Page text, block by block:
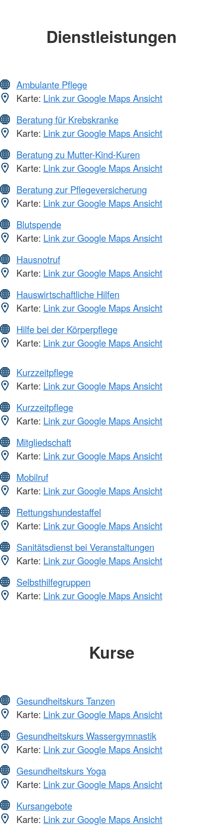
Dienstleistungen
Ambulante Pflege
Karte: Link zur Google Maps Ansicht
Beratung für Krebskranke
Karte: Link zur Google Maps Ansicht
Beratung zu Mutter-Kind-Kuren
Karte: Link zur Google Maps Ansicht
Beratung zur Pflegeversicherung
Karte: Link zur Google Maps Ansicht
Blutspende
Karte: Link zur Google Maps Ansicht
Hausnotruf
Karte: Link zur Google Maps Ansicht
Hauswirtschaftliche Hilfen
Karte: Link zur Google Maps Ansicht
Hilfe bei der Körperpflege
Karte: Link zur Google Maps Ansicht
Kurzzeitpflege
Karte: Link zur Google Maps Ansicht
Kurzzeitpflege
Karte: Link zur Google Maps Ansicht
Mitgliedschaft
Karte: Link zur Google Maps Ansicht
Mobilruf
Karte: Link zur Google Maps Ansicht
Rettungshundestaffel
Karte: Link zur Google Maps Ansicht
Sanitätsdienst bei Veranstaltungen
Karte: Link zur Google Maps Ansicht
Selbsthilfegruppen
Karte: Link zur Google Maps Ansicht
Kurse
Gesundheitskurs Tanzen
Karte: Link zur Google Maps Ansicht
Gesundheitskurs Wassergymnastik
Karte: Link zur Google Maps Ansicht
Gesundheitskurs Yoga
Karte: Link zur Google Maps Ansicht
Kursangebote
Karte: Link zur Google Maps Ansicht